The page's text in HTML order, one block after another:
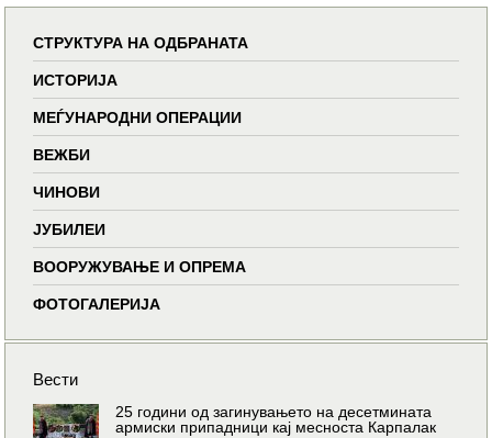
СТРУКТУРА НА ОДБРАНАТА
ИСТОРИЈА
МЕЃУНАРОДНИ ОПЕРАЦИИ
ВЕЖБИ
ЧИНОВИ
ЈУБИЛЕИ
ВООРУЖУВАЊЕ И ОПРЕМА
ФОТОГАЛЕРИЈА
Вести
25 години од загинувањето на десетмината
армиски припадници кај месноста Карпалак